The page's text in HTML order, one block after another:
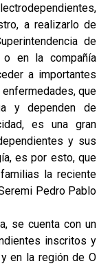
a realizarlo de
de
o en la compañía
a importantes
que
y dependen de
es una gran
y sus
es por esto, que
la reciente
Pedro Pablo
se cuenta con un
inscritos y
en la región de O